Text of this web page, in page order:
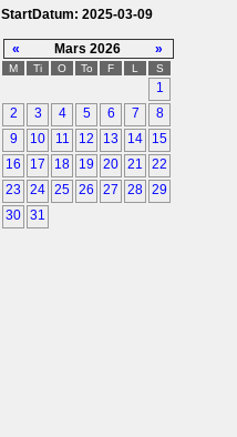
StartDatum: 2025-03-09
« Mars 2026 »
M Ti O To F L S
1
2
3 4 5 6 7
8
9
10 11 12 13 14
15
16
17 18 19 20 21
22
23
24 25 26 27 28 29
30 31